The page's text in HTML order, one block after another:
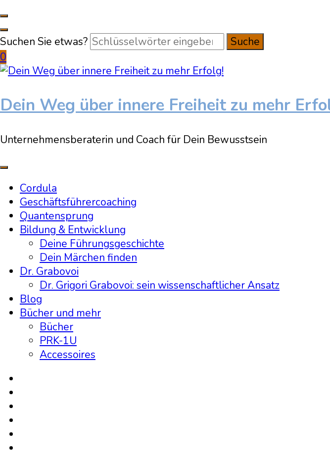
Suchen Sie etwas?
0
Dein Weg über innere Freiheit zu mehr
Unternehmensberaterin und Coach für Dein Bewusstsein
Cordula
Geschäftsführercoaching
Quantensprung
Bildung & Entwicklung
Deine Führungsgeschichte
Dein Märchen finden
Dr. Grabovoi
Dr. Grigori Grabovoi: sein wissenschaftlicher Ansatz
Blog
Bücher und mehr
Bücher
PRK-1U
Accessoires